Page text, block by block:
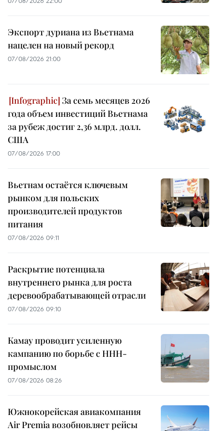
Экспорт дуриана из Вьетнама
нацелен на новый рекорд
07/08/2026 21:00
За семь месяцев 2026
года объем инвестиций Вьетнама
за рубеж достиг 2,36 млрд. долл.
США
07/08/2026 17:00
Вьетнам остаётся ключевым
рынком для польских
производителей продуктов
питания
07/08/2026 09:11
Раскрытие потенциала
внутреннего рынка для роста
деревообрабатывающей отрасли
07/08/2026 09:10
Камау проводит усиленную
кампанию по борьбе с ННН-
промыслом
07/08/2026 08:26
Южнокорейская авиакомпания
Air Premia возобновляет рейсы